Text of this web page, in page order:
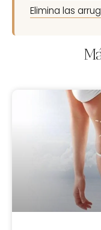
Elimina las